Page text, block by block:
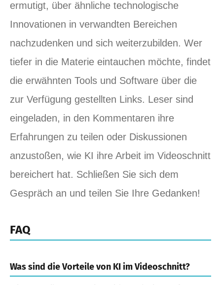
ermutigt, über ähnliche technologische
Innovationen in verwandten Bereichen
nachzudenken und sich weiterzubilden. Wer
tiefer in die Materie eintauchen möchte, findet
die erwähnten Tools und Software über die
zur Verfügung gestellten Links. Leser sind
eingeladen, in den Kommentaren ihre
Erfahrungen zu teilen oder Diskussionen
anzustoßen, wie KI ihre Arbeit im Videoschnitt
bereichert hat. Schließen Sie sich dem
Gespräch an und teilen Sie Ihre Gedanken!
FAQ
Was sind die Vorteile von KI im Videoschnitt?